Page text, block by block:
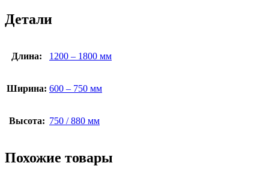
Детали
Длина: 1200 – 1800 мм
Ширина: 600 – 750 мм
Высота: 750 / 880 мм
Похожие товары